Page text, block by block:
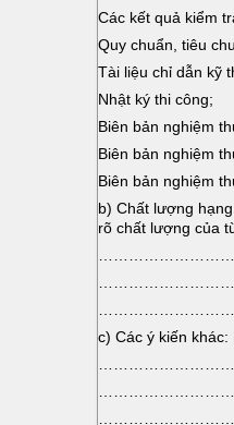
Các kết quả kiểm
Quy chuẩn, tiêu
Tài liệu chỉ dẫn kỹ
Nhật ký thi công;
Biên bản nghiệm
Biên bản nghiệm
Biên bản nghiệm
b) Chất lượng
rõ chất lượng của
c) Các ý kiến